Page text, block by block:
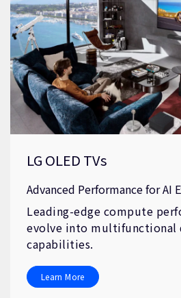
LG OLED TVs
Advanced Performance for AI
Leading-edge compute
evolve into multifunctional
capabilities.
Learn More